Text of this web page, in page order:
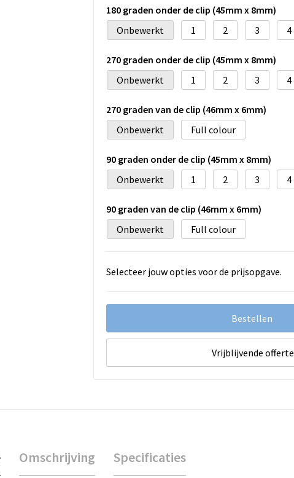
180 graden onder de clip (45mm x 8mm)
Onbewerkt
1 2 3 4
270 graden onder de clip (45mm x 8mm)
Onbewerkt
1 2 3 4
270 graden van de clip (46mm x 6mm)
Onbewerkt
Full colour
90 graden onder de clip (45mm x 8mm)
Onbewerkt
1 2 3 4
90 graden van de clip (46mm x 6mm)
Onbewerkt
Full colour
Selecteer jouw opties voor de prijsopgave.
Bestellen
Vrijblijvende offerte
Omschrijving Specificaties